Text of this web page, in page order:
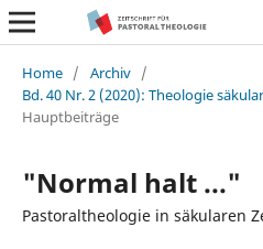
Home / Archiv /
Bd. 40 Nr. 2 (2020): Theologie
Hauptbeiträge
"Normal halt ..."
Pastoraltheologie in säkularen